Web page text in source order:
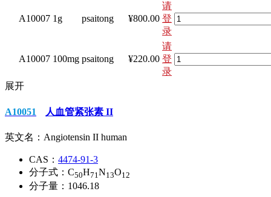
A10007 1g psaitong ¥800.00
请
登
录
A10007 100mg psaitong ¥220.00
请
登
录
展开
A10051 人血管紧张素 II
英文名： Angiotensin II human
CAS： 4474-91-3
分子式： C50H71N13O12
分子量： 1046.18